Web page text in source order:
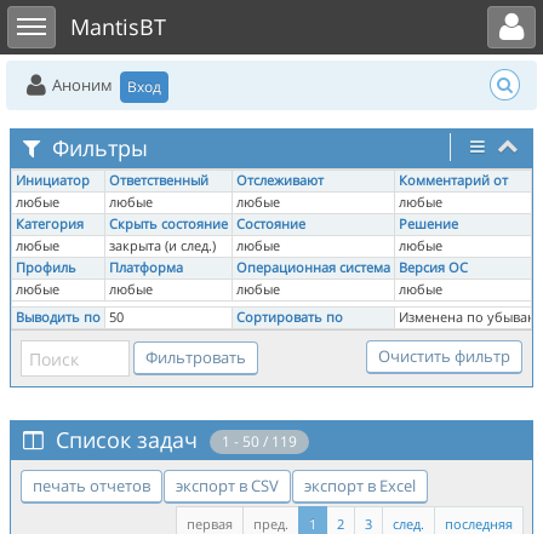
Toggle sidebarMantisBT
Toggle user menu
Аноним Вход
Фильтры
Инициатор Ответственный Отслеживают
Комментарий от
любые
любые любые
любые
Категория
Скрыть состояние Состояние
Решение
любые
закрыта (и след.) любые
любые
Профиль
Платформа Операционная система Версия ОС
любые
любые любые
любые
Выводить по 50 Сортировать по Изменена по
Список задач 1 - 50 / 119
печать отчетов экспорт в CSV экспорт в Excel
последняя
след.
3
2
1
пред.
первая